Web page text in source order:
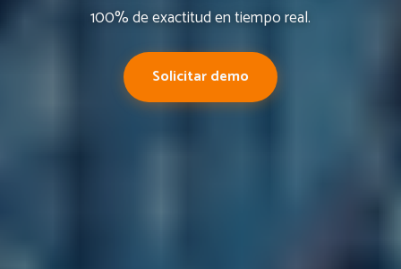
100% de exactitud en tiempo real.
Solicitar demo